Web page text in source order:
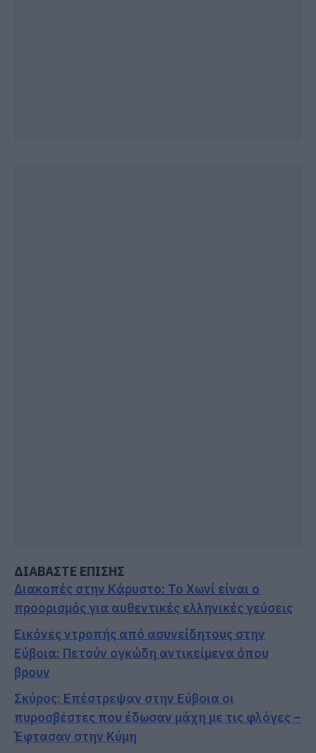
ΔΙΑΒΑΣΤΕ ΕΠΙΣΗΣ
Διακοπές στην Κάρυστο: Το Χωνί είναι ο
προορισμός για αυθεντικές ελληνικές γεύσεις
Εικόνες ντροπής από ασυνείδητους στην
Εύβοια: Πετούν ογκώδη αντικείμενα όπου
βρουν
Σκύρος: Επέστρεψαν στην Εύβοια οι
πυροσβέστες που έδωσαν μάχη με τις φλόγες –
Έφτασαν στην Κύμη